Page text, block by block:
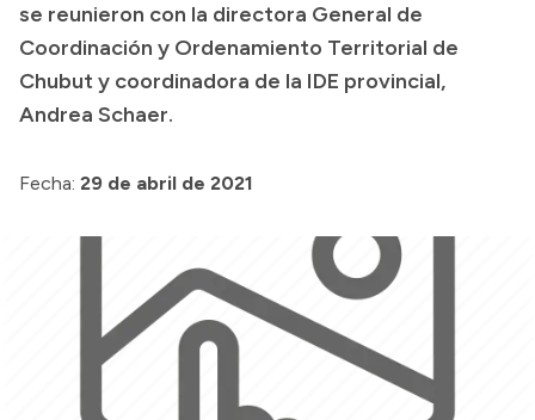
Intranet
Login
se reunieron con la directora General de
Coordinación y Ordenamiento Territorial de
Chubut y coordinadora de la IDE provincial,
Andrea Schaer.
Fecha: 29 de abril de 2021